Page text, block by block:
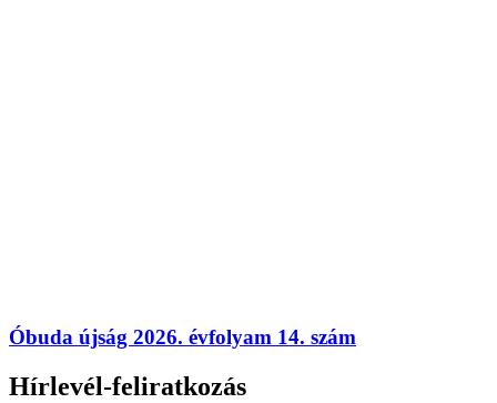
Óbuda újság 2026. évfolyam 14. szám
Hírlevél-feliratkozás